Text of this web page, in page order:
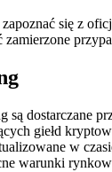
się z
zamierzone
są dostarczane
giełd
w
warunki